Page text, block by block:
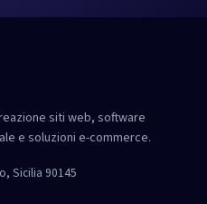
siti web, software
e soluzioni e-commerce.
Sicilia 90145